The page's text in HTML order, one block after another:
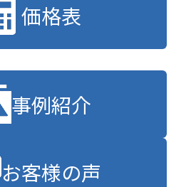
価格表
事例紹介
お客様の声